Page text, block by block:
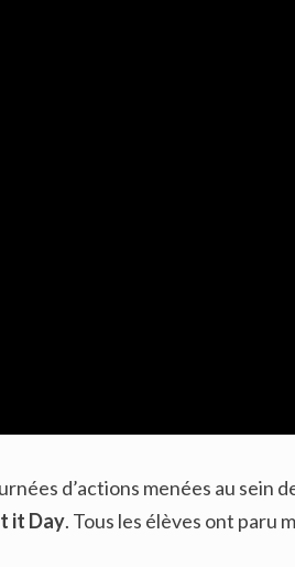
d’actions menées au sein
it Day. Tous les élèves ont paru